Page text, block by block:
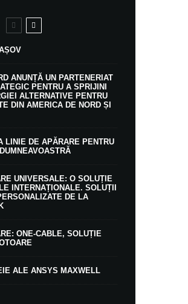
ANUNȚĂ UN PARTENERIAT
PENTRU A SPRIJINI
ALTERNATIVE PENTRU
DIN AMERICA DE NORD ȘI
LINIE DE APĂRARE PENTRU
UNIVERSALE: O SOLUȚIE
INTERNAȚIONALE. SOLUȚII
DE LA
ONE-CABLE, SOLUȚIE
ALE ANSYS MAXWELL